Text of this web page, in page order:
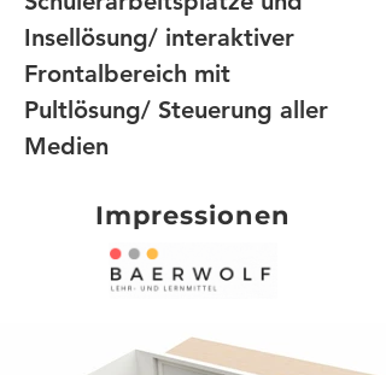
Insellösung/ interaktiver
Frontalbereich mit
Pultlösung/ Steuerung aller
Medien
Impressionen